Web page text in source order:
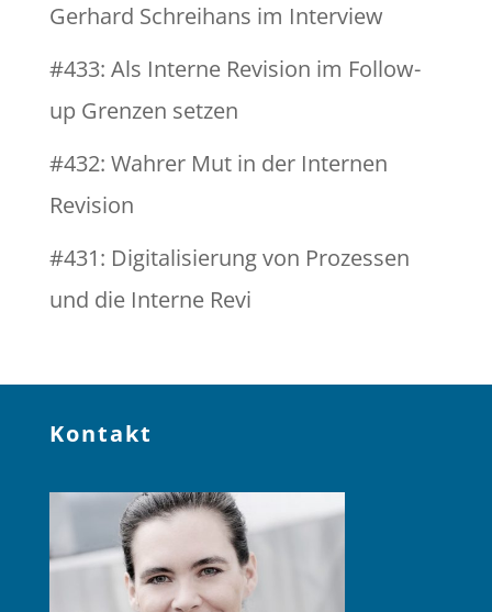
Gerhard Schreihans im Interview
#433: Als Interne Revision im Follow-
up Grenzen setzen
#432: Wahrer Mut in der Internen
Revision
#431: Digitalisierung von Prozessen
und die Interne Revi
Kontakt